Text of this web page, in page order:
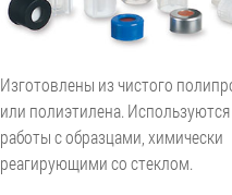
Изготовлены из чистого
или полиэтилена.
работы с образцами, химически
реагирующими со стеклом.